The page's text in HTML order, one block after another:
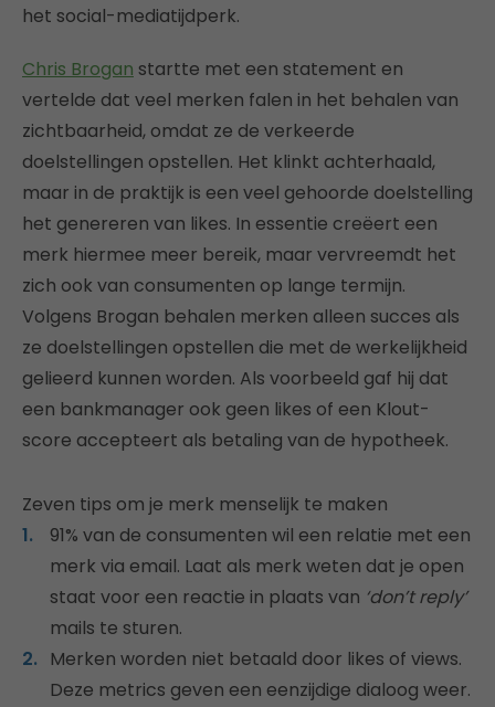
het social-mediatijdperk.
Chris Brogan startte met een statement en
vertelde dat veel merken falen in het behalen van
zichtbaarheid, omdat ze de verkeerde
doelstellingen opstellen. Het klinkt achterhaald,
maar in de praktijk is een veel gehoorde doelstelling
het genereren van likes. In essentie creëert een
merk hiermee meer bereik, maar vervreemdt het
zich ook van consumenten op lange termijn.
Volgens Brogan behalen merken alleen succes als
ze doelstellingen opstellen die met de werkelijkheid
gelieerd kunnen worden. Als voorbeeld gaf hij dat
een bankmanager ook geen likes of een Klout-
score accepteert als betaling van de hypotheek.
Zeven tips om je merk menselijk te maken
91% van de consumenten wil een relatie met een
merk via email. Laat als merk weten dat je open
staat voor een reactie in plaats van ‘don’t reply’
mails te sturen.
Merken worden niet betaald door likes of views.
Deze metrics geven een eenzijdige dialoog weer.